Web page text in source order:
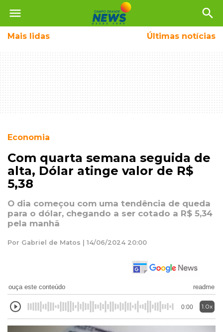
menu search
Mais lidas Últimas notícias
Economia
Com quarta semana seguida de
alta, Dólar atinge valor de R$
5,38
O dia começou com uma tendência de queda
para o dólar, chegando a ser cotado a R$ 5,34
pela manhã
Por Gabriel de Matos | 14/06/2024 20:00
ouça este conteúdo readme
0:00 1.0x